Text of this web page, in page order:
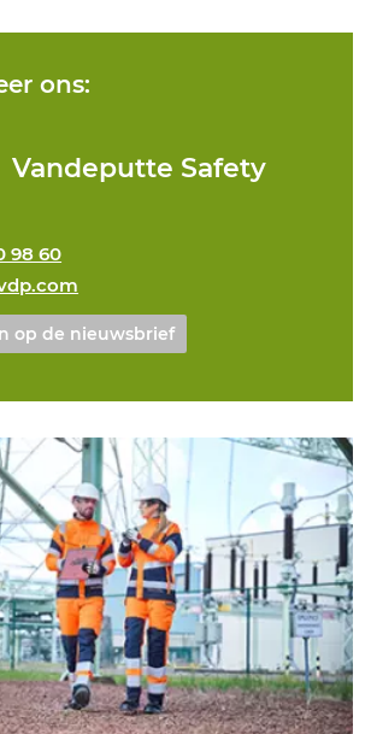
ons:
Vandeputte Safety
98 60
op de nieuwsbrief